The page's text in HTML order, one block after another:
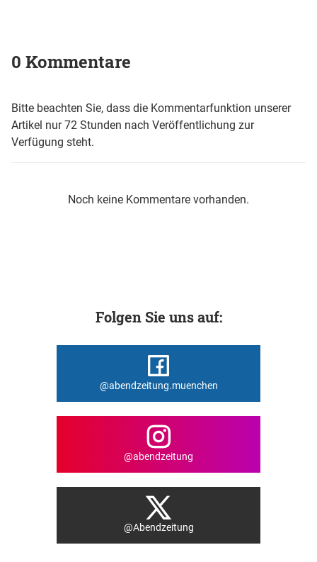
0 Kommentare
Bitte beachten Sie, dass die Kommentarfunktion unserer
Artikel nur 72 Stunden nach Veröffentlichung zur
Verfügung steht.
Noch keine Kommentare vorhanden.
Folgen Sie uns auf:
@abendzeitung.muenchen
@abendzeitung
@Abendzeitung